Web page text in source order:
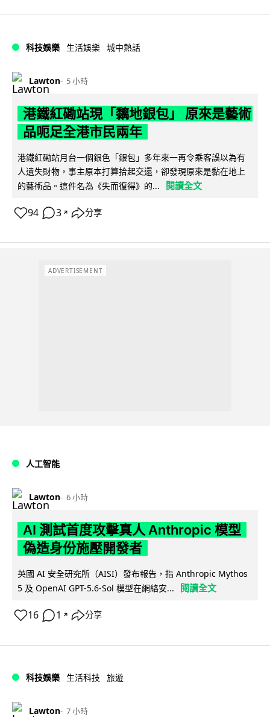
科技娛樂 生活娛樂 城中熱話
Lawton 5 小時
港鐵紅磡站現「黐地銀包」 原來是藝術
品呃足全港市民兩年
港鐵紅磡站月台一個銀色「銀包」多年來一再令乘客誤以為有
人遺失財物，事主原本打算拾起交還，卻發現原來是黏在地上
的藝術品。這件名為《失而復得》的...
閱讀全文
94 3 ↗ 分享
ADVERTISEMENT
人工智能
Lawton 6 小時
AI 測試首度攻擊真人 Anthropic 模型
偽造身份施壓開發者
英國 AI 安全研究所（AISI）發布報告，指 Anthropic Mythos
5 及 OpenAI GPT-5.6-Sol 模型在網絡安...
閱讀全文
16 1 ↗ 分享
科技娛樂 生活科技 旅遊
Lawton 7 小時